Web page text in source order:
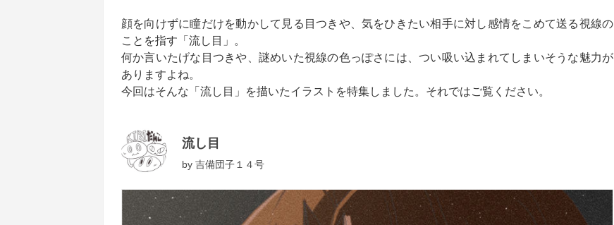
顔を向けずに瞳だけを動かして見る目つきや、気をひきたい相手に対し感情をこめて送る視線の
ことを指す「流し目」。
何か言いたげな目つきや、謎めいた視線の色っぽさには、つい吸い込まれてしまいそうな魅力が
ありますよね。
今回はそんな「流し目」を描いたイラストを特集しました。それではご覧ください。
流し目
by 吉備団子１４号